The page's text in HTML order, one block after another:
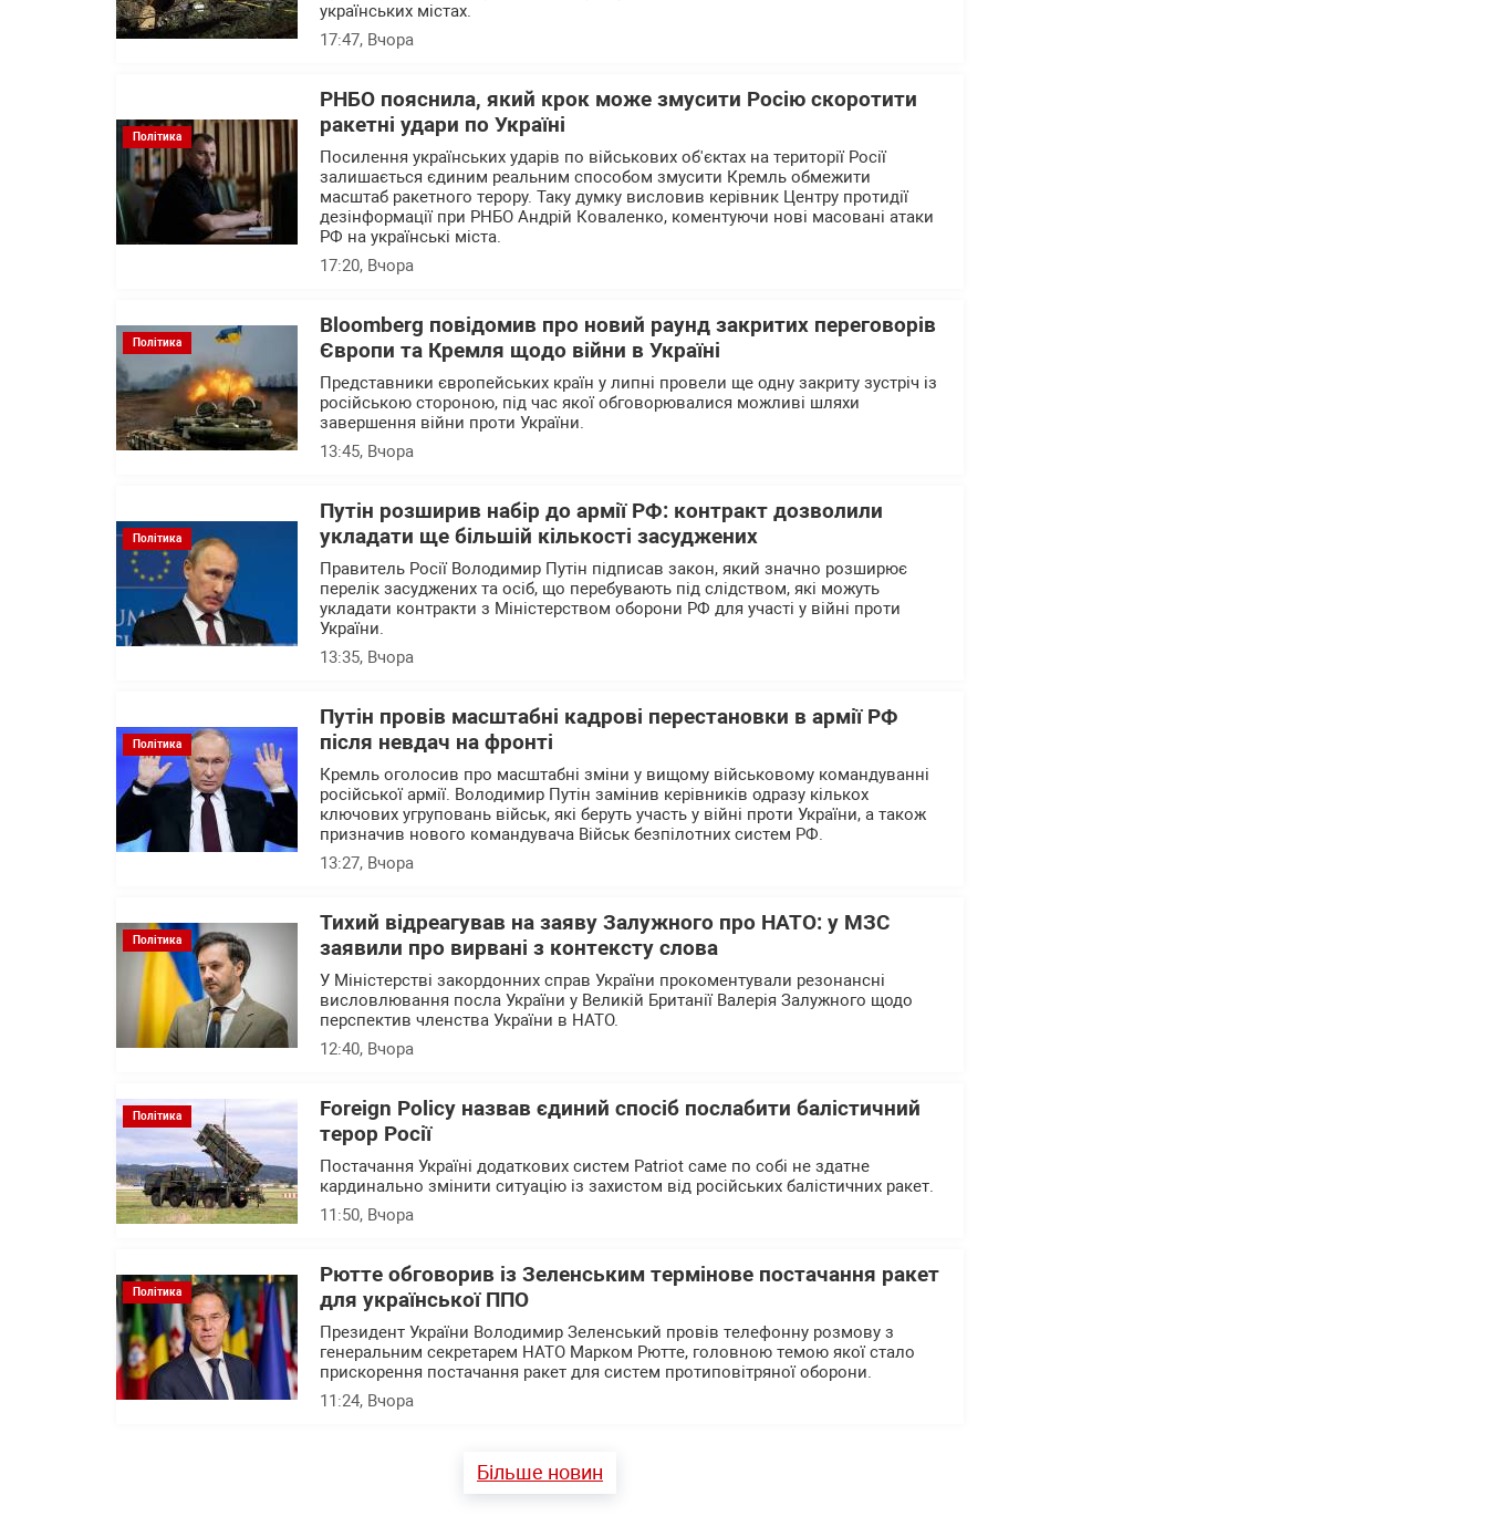
українських містах.
17:47, Вчора
Політика
РНБО пояснила, який крок може змусити Росію скоротити
ракетні удари по Україні
Посилення українських ударів по військових об'єктах на території Росії
залишається єдиним реальним способом змусити Кремль обмежити
масштаб ракетного терору. Таку думку висловив керівник Центру протидії
дезінформації при РНБО Андрій Коваленко, коментуючи нові масовані атаки
РФ на українські міста.
17:20, Вчора
Політика
Bloomberg повідомив про новий раунд закритих переговорів
Європи та Кремля щодо війни в Україні
Представники європейських країн у липні провели ще одну закриту зустріч із
російською стороною, під час якої обговорювалися можливі шляхи
завершення війни проти України.
13:45, Вчора
Політика
Путін розширив набір до армії РФ: контракт дозволили
укладати ще більшій кількості засуджених
Правитель Росії Володимир Путін підписав закон, який значно розширює
перелік засуджених та осіб, що перебувають під слідством, які можуть
укладати контракти з Міністерством оборони РФ для участі у війні проти
України.
13:35, Вчора
Політика
Путін провів масштабні кадрові перестановки в армії РФ
після невдач на фронті
Кремль оголосив про масштабні зміни у вищому військовому командуванні
російської армії. Володимир Путін замінив керівників одразу кількох
ключових угруповань військ, які беруть участь у війні проти України, а також
призначив нового командувача Військ безпілотних систем РФ.
13:27, Вчора
Політика
Тихий відреагував на заяву Залужного про НАТО: у МЗС
заявили про вирвані з контексту слова
У Міністерстві закордонних справ України прокоментували резонансні
висловлювання посла України у Великій Британії Валерія Залужного щодо
перспектив членства України в НАТО.
12:40, Вчора
Політика
Foreign Policy назвав єдиний спосіб послабити балістичний
терор Росії
Постачання Україні додаткових систем Patriot саме по собі не здатне
кардинально змінити ситуацію із захистом від російських балістичних ракет.
11:50, Вчора
Політика
Рютте обговорив із Зеленським термінове постачання ракет
для української ППО
Президент України Володимир Зеленський провів телефонну розмову з
генеральним секретарем НАТО Марком Рютте, головною темою якої стало
прискорення постачання ракет для систем протиповітряної оборони.
11:24, Вчора
Більше новин